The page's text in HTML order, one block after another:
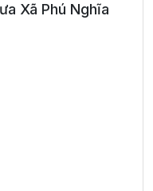
Xã Phú Nghĩa